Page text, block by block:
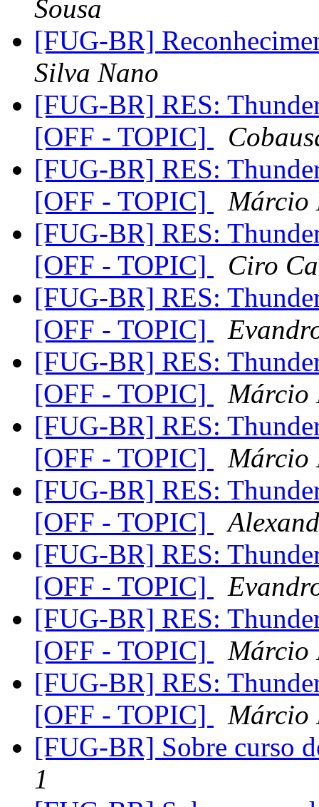
Sousa
[FUG-BR]
Silva Nano
[FUG-BR] RES:
[OFF - TOPIC]
[FUG-BR] RES:
[OFF - TOPIC]
Márcio
[FUG-BR] RES:
[OFF - TOPIC]
Ciro
[FUG-BR] RES:
[OFF - TOPIC]
[FUG-BR] RES:
[OFF - TOPIC]
Márcio
[FUG-BR] RES:
[OFF - TOPIC]
Márcio
[FUG-BR] RES:
[OFF - TOPIC]
[FUG-BR] RES:
[OFF - TOPIC]
[FUG-BR] RES:
[OFF - TOPIC]
Márcio
[FUG-BR] RES:
[OFF - TOPIC]
Márcio
[FUG-BR] Sobre curso
1